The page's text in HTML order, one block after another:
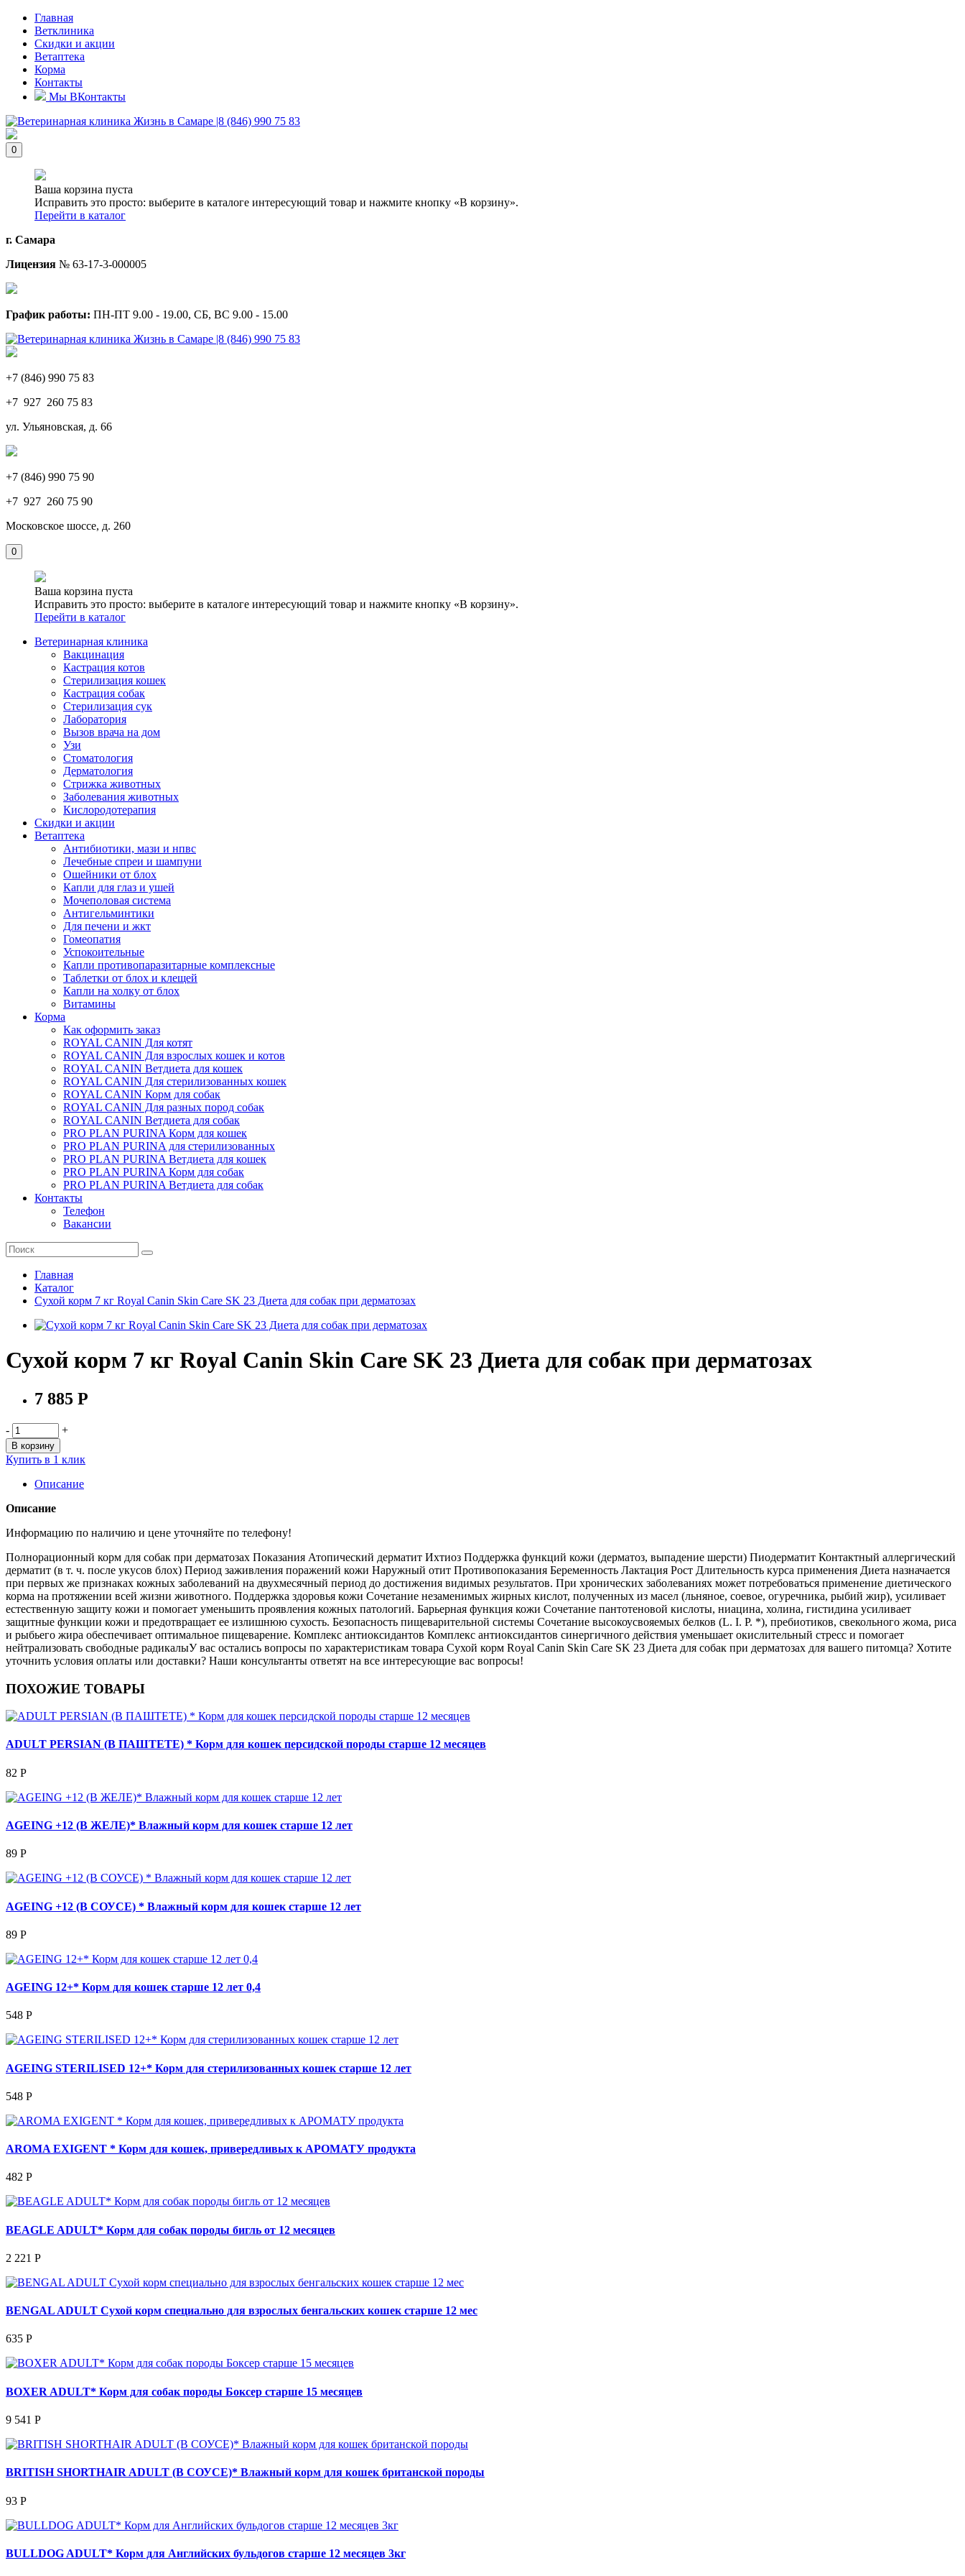
Главная
Ветклиника
Скидки и акции
Ветаптека
Корма
Контакты
Мы ВКонтакты
0
Ваша корзина пуста
Исправить это просто: выберите в каталоге интересующий товар и нажмите кнопку «В корзину».
Перейти в каталог
г. Самара
Лицензия № 63-17-3-000005
График работы: ПН-ПТ 9.00 - 19.00, СБ, ВС 9.00 - 15.00
+7 (846) 990 75 83
+7 927 260 75 83
ул. Ульяновская, д. 66
+7 (846) 990 75 90
+7 927 260 75 90
Московское шоссе, д. 260
0
Ваша корзина пуста
Исправить это просто: выберите в каталоге интересующий товар и нажмите кнопку «В корзину».
Перейти в каталог
Ветеринарная клиника
Вакцинация
Кастрация котов
Стерилизация кошек
Кастрация собак
Стерилизация сук
Лаборатория
Вызов врача на дом
Узи
Стоматология
Дерматология
Стрижка животных
Заболевания животных
Кислородотерапия
Скидки и акции
Ветаптека
Антибиотики, мази и нпвс
Лечебные спреи и шампуни
Ошейники от блох
Капли для глаз и ушей
Мочеполовая система
Антигельминтики
Для печени и жкт
Гомеопатия
Успокоительные
Капли противопаразитарные комплексные
Таблетки от блох и клещей
Капли на холку от блох
Витамины
Корма
Как оформить заказ
ROYAL CANIN Для котят
ROYAL CANIN Для взрослых кошек и котов
ROYAL CANIN Ветдиета для кошек
ROYAL CANIN Для стерилизованных кошек
ROYAL CANIN Корм для собак
ROYAL CANIN Для разных пород cобак
ROYAL CANIN Ветдиета для собак
PRO PLAN PURINA Корм для кошек
PRO PLAN PURINA для стерилизованных
PRO PLAN PURINA Ветдиета для кошек
PRO PLAN PURINA Корм для собак
PRO PLAN PURINA Ветдиета для собак
Контакты
Телефон
Вакансии
Главная
Каталог
Сухой корм 7 кг Royal Canin Skin Care SK 23 Диета для собак при дерматозах
Сухой корм 7 кг Royal Canin Skin Care SK 23 Диета для собак при дерматозах
7 885 Р
- +
В корзину
Купить в 1 клик
Описание
Описание
Информацию по наличию и цене уточняйте по телефону!
Полнорационный корм для собак при дерматозах Показания Атопический дерматит Ихтиоз Поддержка функций кожи (дерматоз, выпадение шерсти) Пиодерматит Контактный аллергический
дерматит (в т. ч. после укусов блох) Период заживления поражений кожи Наружный отит Противопоказания Беременность Лактация Рост Длительность курса применения Диета назначается
при первых же признаках кожных заболеваний на двухмесячный период до достижения видимых результатов. При хронических заболеваниях может потребоваться применение диетического
корма на протяжении всей жизни животного. Поддержка здоровья кожи Сочетание незаменимых жирных кислот, полученных из масел (льняное, соевое, огуречника, рыбий жир), усиливает
естественную защиту кожи и помогает уменьшить проявления кожных патологий. Барьерная функция кожи Сочетание пантотеновой кислоты, ниацина, холина, гистидина усиливает
защитные функции кожи и предотвращает ее излишнюю сухость. Безопасность пищеварительной системы Сочетание высокоусвояемых белков (L. I. P. *), пребиотиков, свекольного жома, риса
и рыбьего жира обеспечивает оптимальное пищеварение. Комплекс антиоксидантов Комплекс антиоксидантов синергичного действия уменьшает окислительный стресс и помогает
нейтрализовать свободные радикалыУ вас остались вопросы по характеристикам товара Сухой корм Royal Canin Skin Care SK 23 Диета для собак при дерматозах для вашего питомца? Хотите
уточнить условия оплаты или доставки? Наши консультанты ответят на все интересующие вас вопросы!
ПОХОЖИЕ ТОВАРЫ
ADULT PERSIAN (В ПАШТЕТЕ) * Корм для кошек персидской породы старше 12 месяцев
82 Р
AGEING +12 (В ЖЕЛЕ)* Влажный корм для кошек старше 12 лет
89 Р
AGEING +12 (В СОУСЕ) * Влажный корм для кошек старше 12 лет
89 Р
AGEING 12+* Корм для кошек старше 12 лет 0,4
548 Р
AGEING STERILISED 12+* Корм для стерилизованных кошек старше 12 лет
548 Р
AROMA EXIGENT * Корм для кошек, привередливых к АРОМАТУ продукта
482 Р
BEAGLE ADULT* Корм для собак породы бигль от 12 месяцев
2 221 Р
BENGAL ADULT Сухой корм специально для взрослых бенгальских кошек старше 12 мес
635 Р
BOXER ADULT* Корм для собак породы Боксер старше 15 месяцев
9 541 Р
BRITISH SHORTHAIR ADULT (В СОУСЕ)* Влажный корм для кошек британской породы
93 Р
BULLDOG ADULT* Корм для Английских бульдогов старше 12 месяцев 3кг